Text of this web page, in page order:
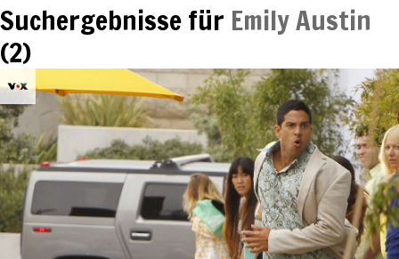
Suchergebnisse für Emily Austin
(2)